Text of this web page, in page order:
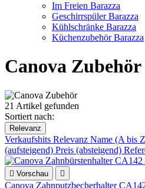
Im Freien Barazza
Geschirrspüler Barazza
Kühlschränke Barazza
Küchenzubehör Barazza
Canova Zubehör
21 Artikel gefunden
Sortiert nach:
Relevanz
Verkaufshits Relevanz Name (A bis
(aufsteigend) Preis (absteigend)
 Vorschau 
Canova Zahnputzbecherhalter